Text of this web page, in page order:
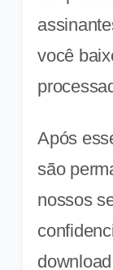
você
Após
são
nossos